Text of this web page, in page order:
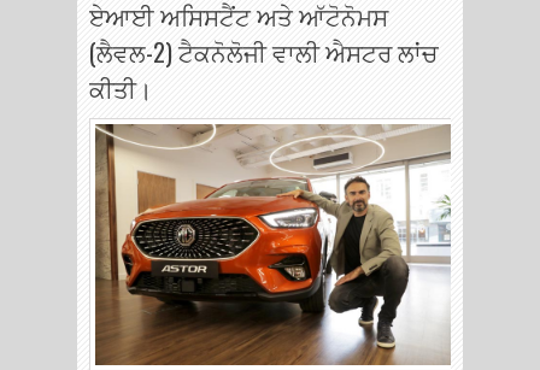
ਏਆਈ ਅਸਿਸਟੈਂਟ ਅਤੇ ਆੱਟੋਨੋਮਸ
(ਲੈਵਲ-2) ਟੈਕਨੋਲੋਜੀ ਵਾਲੀ ਐਸਟਰ ਲਾਂਚ
ਕੀਤੀ।